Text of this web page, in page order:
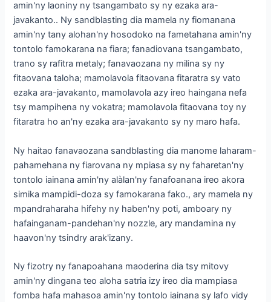
amin'ny laoniny ny tsangambato sy ny ezaka ara-
javakanto.. Ny sandblasting dia mamela ny fiomanana
amin'ny tany alohan'ny hosodoko na fametahana amin'ny
tontolo famokarana na fiara; fanadiovana tsangambato,
trano sy rafitra metaly; fanavaozana ny milina sy ny
fitaovana taloha; mamolavola fitaovana fitaratra sy vato
ezaka ara-javakanto, mamolavola azy ireo haingana nefa
tsy mampihena ny vokatra; mamolavola fitaovana toy ny
fitaratra ho an'ny ezaka ara-javakanto sy ny maro hafa.
Ny haitao fanavaozana sandblasting dia manome laharam-
pahamehana ny fiarovana ny mpiasa sy ny faharetan'ny
tontolo iainana amin'ny alàlan'ny fanafoanana ireo akora
simika mampidi-doza sy famokarana fako., ary mamela ny
mpandraharaha hifehy ny haben'ny poti, amboary ny
hafainganam-pandehan'ny nozzle, ary mandamina ny
haavon'ny tsindry arak'izany.
Ny fizotry ny fanapoahana maoderina dia tsy mitovy
amin'ny dingana teo aloha satria izy ireo dia mampiasa
fomba hafa mahasoa amin'ny tontolo iainana sy lafo vidy